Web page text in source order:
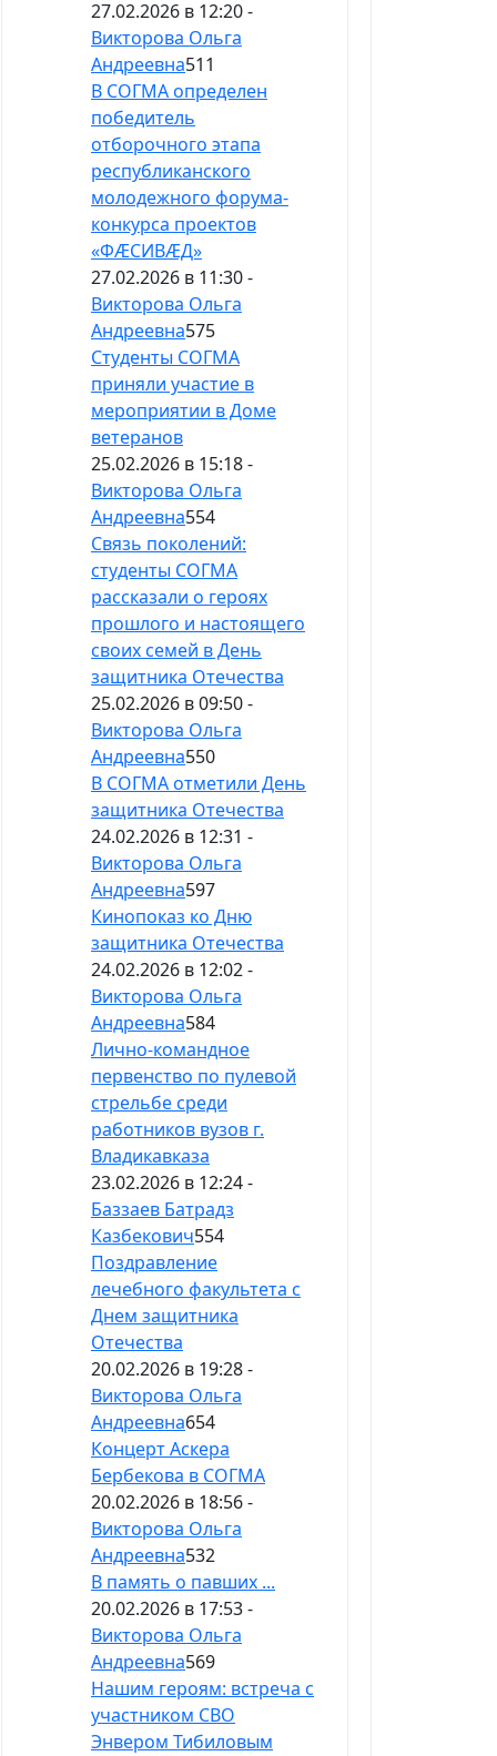
27.02.2026 в 12:20 -
Викторова Ольга
Андреевна511
В СОГМА определен
победитель
отборочного этапа
республиканского
молодежного форума-
конкурса проектов
«ФӔСИВӔД»
27.02.2026 в 11:30 -
Викторова Ольга
Андреевна575
Студенты СОГМА
приняли участие в
мероприятии в Доме
ветеранов
25.02.2026 в 15:18 -
Викторова Ольга
Андреевна554
Связь поколений:
студенты СОГМА
рассказали о героях
прошлого и настоящего
своих семей в День
защитника Отечества
25.02.2026 в 09:50 -
Викторова Ольга
Андреевна550
В СОГМА отметили День
защитника Отечества
24.02.2026 в 12:31 -
Викторова Ольга
Андреевна597
Кинопоказ ко Дню
защитника Отечества
24.02.2026 в 12:02 -
Викторова Ольга
Андреевна584
Лично-командное
первенство по пулевой
стрельбе среди
работников вузов г.
Владикавказа
23.02.2026 в 12:24 -
Баззаев Батрадз
Казбекович554
Поздравление
лечебного факультета с
Днем защитника
Отечества
20.02.2026 в 19:28 -
Викторова Ольга
Андреевна654
Концерт Аскера
Бербекова в СОГМА
20.02.2026 в 18:56 -
Викторова Ольга
Андреевна532
В память о павших ...
20.02.2026 в 17:53 -
Викторова Ольга
Андреевна569
Нашим героям: встреча с
участником СВО
Энвером Тибиловым